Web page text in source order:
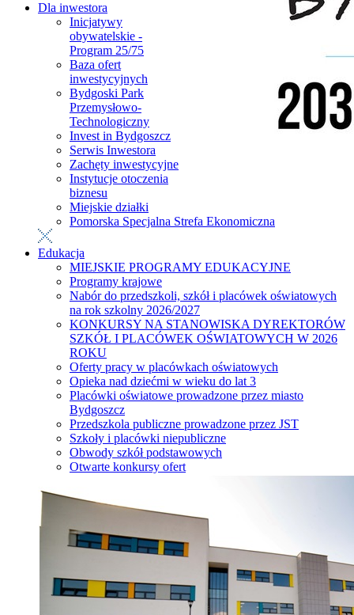
Dla inwestora
Inicjatywy
obywatelskie -
Program 25/75
Baza ofert
inwestycyjnych
Bydgoski Park
Przemysłowo-
Technologiczny
Invest in Bydgoszcz
Serwis Inwestora
Zachęty inwestycyjne
Instytucje otoczenia
biznesu
Miejskie działki
Pomorska Specjalna Strefa Ekonomiczna
Edukacja
MIEJSKIE PROGRAMY EDUKACYJNE
Programy krajowe
Nabór do przedszkoli, szkół i placówek oświatowych
na rok szkolny 2026/2027
KONKURSY NA STANOWISKA DYREKTORÓW
SZKÓŁ I PLACÓWEK OŚWIATOWYCH W 2026
ROKU
Oferty pracy w placówkach oświatowych
Opieka nad dziećmi w wieku do lat 3
Placówki oświatowe prowadzone przez miasto
Bydgoszcz
Przedszkola publiczne prowadzone przez JST
Szkoły i placówki niepubliczne
Obwody szkół podstawowych
Otwarte konkursy ofert